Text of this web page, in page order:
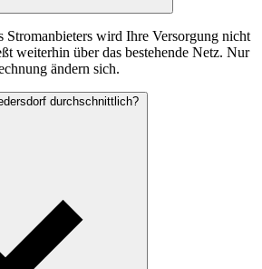
Stromanbieters wird Ihre Versorgung nicht
weiterhin über das bestehende Netz. Nur
ändern sich.
durchschnittlich?